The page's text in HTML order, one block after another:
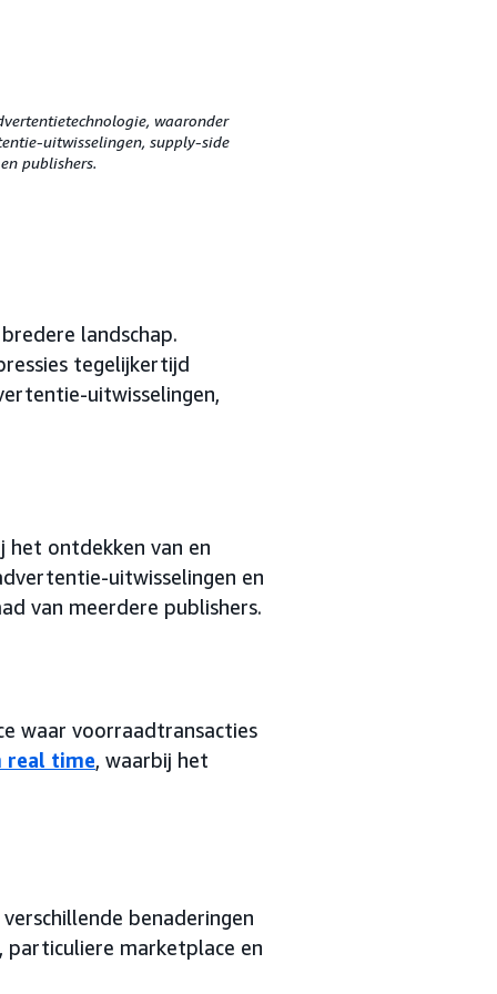
waaronder
uitwisselingen, supply-side
publishers.
landschap.
tegelijkertijd
uitwisselingen,
het ontdekken van en
uitwisselingen en
van meerdere publishers.
waar voorraadtransacties
real time, waarbij het
benaderingen
marketplace en